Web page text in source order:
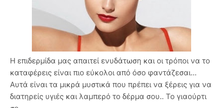
Η επιδερμίδα μας απαιτεί ενυδάτωση και οι τρόποι να το
καταφέρεις είναι πιο εύκολοι από όσο φαντάζεσαι...
Αυτά είναι τα μικρά μυστικά που πρέπει να ξέρεις για να
διατηρείς υγιές και λαμπερό το δέρμα σου.. Το γιαούρτι